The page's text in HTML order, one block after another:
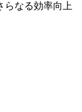
らなる効率向上